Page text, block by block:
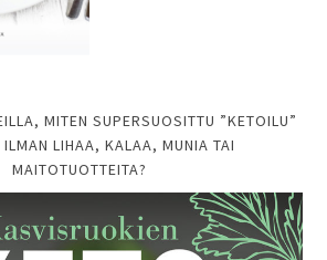
MITEN SUPERSUOSITTU ”KETOILU”
ILMAN LIHAA, KALAA, MUNIA TAI
MAITOTUOTTEITA?